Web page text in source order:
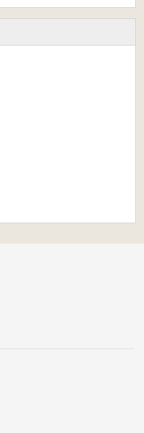
穴式石室研究の論点と構
山本孝文)
ける土器祭祀の変容と特質
に― (青木 敬)
礼と古墳の儀礼 (森本 徹)
遷と立地
と交通 (菱田哲郎)
―古墳を築かなかった有
人)
の研究 (土生田純之)